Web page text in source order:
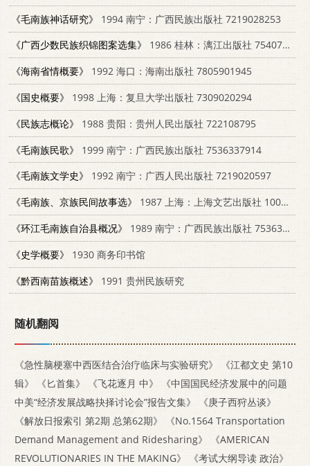
《毛南族神话研究》
1994 南宁：广西民族出版社 7219028253
《广西少数民族织锦图案选集》
1986 桂林：漓江出版社 7540702990
《海南省情概要》
1992 海口：海南出版社 7805901945
《国史概要》
1998 上海：复旦大学出版社 7309020294
《民族志概论》
1988 贵阳：贵州人民出版社 722108795
《毛南族民歌》
1999 南宁：广西民族出版社 7536337914
《毛南族文学史》
1992 南宁：广西人民出版社 7219020597
《毛南族、京族民间故事选》
1987 上海：上海文艺出版社 10078·3781
《环江毛南族自治县概况》
1989 南宁：广西民族出版社 7536305761
《史学概要》
1930 商务印书馆
《黔西南苗族概述》
1991 贵州民族研究
随机翻阅
《急性脑梗塞中西医结合治疗临床与实验研究》
《江都文史 第10
辑》
《匕首集》 《飞花逐月 中》
《中国国民经济发展中的问题
中美“经济发展战略抉择讨论会”报告文集》
《庚子西狩丛谈》
《解放日报索引 第2期 总第62期》
《No.1564 Transportation
Demand Management and Ridesharing》
《AMERICAN
REVOLUTIONARIES IN THE MAKING》
《考试大纲导读 政治》